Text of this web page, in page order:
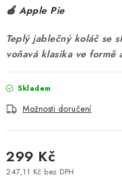
PŘÍSLUŠENSTVÍ
ZNAČKY
Vše o nákupu Jak
Kontakty
🍏 Apple Pie
Teplý jablečný koláč se
voňavá klasika ve formě
Skladem
Možnosti doručení
299 Kč
247,11 Kč bez DPH